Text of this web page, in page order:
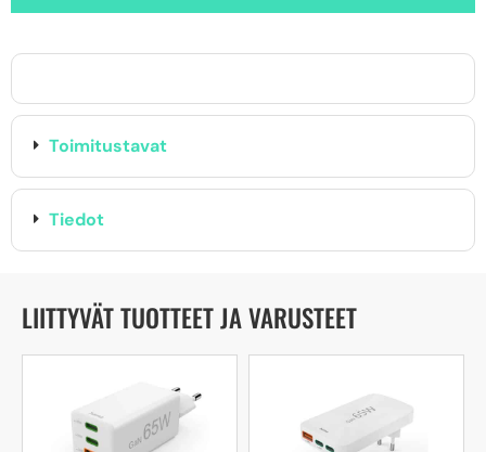
Toimitustavat
Tiedot
LIITTYVÄT TUOTTEET JA VARUSTEET